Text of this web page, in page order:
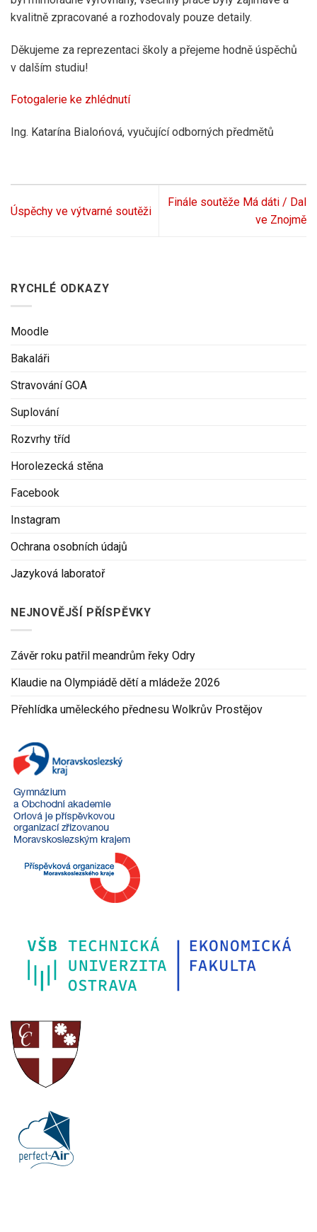
kvalitně zpracované a rozhodovaly pouze detaily.
Děkujeme za reprezentaci školy a přejeme hodně úspěchů
v dalším studiu!
Fotogalerie ke zhlédnutí
Ing. Katarína Bialońová, vyučující odborných předmětů
Úspěchy ve výtvarné soutěži
Finále soutěže Má dáti / Dal
ve Znojmě
RYCHLÉ ODKAZY
Moodle
Bakaláři
Stravování GOA
Suplování
Rozvrhy tříd
Horolezecká stěna
Facebook
Instagram
Ochrana osobních údajů
Jazyková laboratoř
NEJNOVĚJŠÍ PŘÍSPĚVKY
Závěr roku patřil meandrům řeky Odry
Klaudie na Olympiádě dětí a mládeže 2026
Přehlídka uměleckého přednesu Wolkrův Prostějov